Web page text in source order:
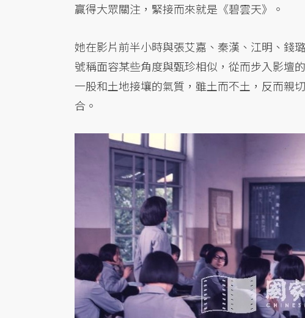
贏得大眾關注，緊接而來就是《碧雲天》。
她在影片前半小時與張艾嘉、秦漢、江明、錢
號稱面容某些角度與甄珍相似，從而步入影壇
一股和土地接壤的氣質，雖土而不土，反而親
合。